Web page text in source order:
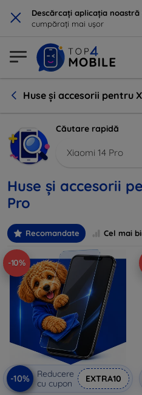
× Descărcați aplicația noastră
cumpărați mai ușor
Huse și accesorii pentru
Căutare rapidă
Xiaomi 14 Pro
Huse și accesorii
Pro
Recomandate Cel mai
-10%
-10%
Reducere
cu cupon
EXTRA10